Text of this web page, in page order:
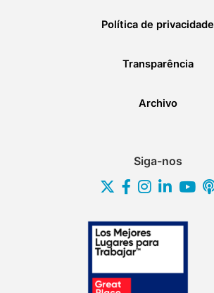
Política de privacidade
Transparência
Archivo
Siga-nos